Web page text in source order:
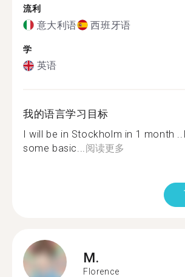
流利
意大利语 西班牙语
学
英语
我的语言学习目标
I will be in Stockholm in 1 month
some basic...阅读更多
M.
Florence